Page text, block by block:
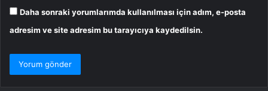
Daha sonraki yorumlarımda kullanılması için adım, e-posta
adresim ve site adresim bu tarayıcıya kaydedilsin.